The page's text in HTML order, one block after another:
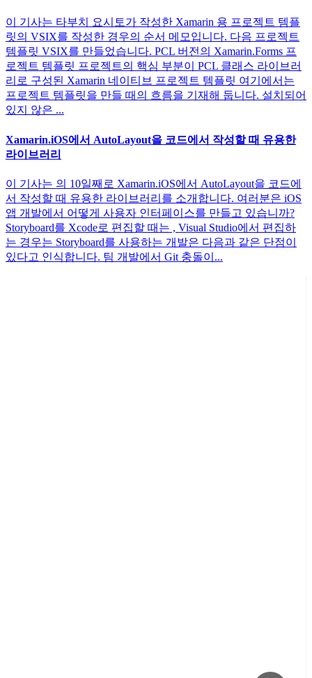
이 기사는 타부치 요시토가 작성한 Xamarin 용 프로젝트 템플
릿의 VSIX를 작성한 경우의 순서 메모입니다. 다음 프로젝트
템플릿 VSIX를 만들었습니다. PCL 버전의 Xamarin.Forms 프
로젝트 템플릿 프로젝트의 핵심 부분이 PCL 클래스 라이브러
리로 구성된 Xamarin 네이티브 프로젝트 템플릿 여기에서는
프로젝트 템플릿을 만들 때의 흐름을 기재해 둡니다. 설치되어
있지 않은 ...
Xamarin.iOS에서 AutoLayout을 코드에서 작성할 때 유용한
라이브러리
이 기사는 의 10일째로 Xamarin.iOS에서 AutoLayout을 코드에
서 작성할 때 유용한 라이브러리를 소개합니다. 여러분은 iOS
앱 개발에서 어떻게 사용자 인터페이스를 만들고 있습니까?
Storyboard를 Xcode로 편집할 때는 , Visual Studio에서 편집하
는 경우는 Storyboard를 사용하는 개발은 다음과 같은 단점이
있다고 인식합니다. 팀 개발에서 Git 충돌이...